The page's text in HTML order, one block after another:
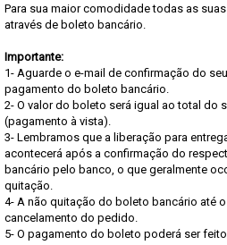
Para sua maior comodidade todas as
através de boleto bancário.
Importante:
1- Aguarde o e-mail de confirmação do
pagamento do boleto bancário.
2- O valor do boleto será igual ao total do
(pagamento à vista).
3- Lembramos que a liberação para
acontecerá após a confirmação do
bancário pelo banco, o que geralmente
quitação.
4- A não quitação do boleto bancário até
cancelamento do pedido.
5- O pagamento do boleto poderá ser